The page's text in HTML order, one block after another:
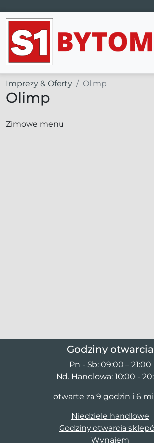
Main Navigation
Imprezy & Oferty Olimp
Olimp
Zimowe menu
Godziny otwarcia
Pn - Sb: 09:00 – 21:00
Nd. Handlowa: 10:00 -
otwarte za 9 godzin i 6
Niedziele handlowe
Godziny otwarcia
Wynajem